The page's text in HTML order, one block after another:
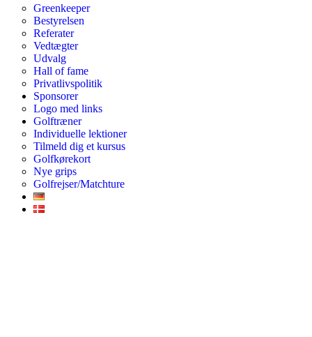
Greenkeeper
Bestyrelsen
Referater
Vedtægter
Udvalg
Hall of fame
Privatlivspolitik
Sponsorer
Logo med links
Golftræner
Individuelle lektioner
Tilmeld dig et kursus
Golfkørekort
Nye grips
Golfrejser/Matchture